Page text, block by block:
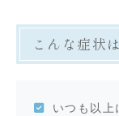
こんな症状
いつも以上